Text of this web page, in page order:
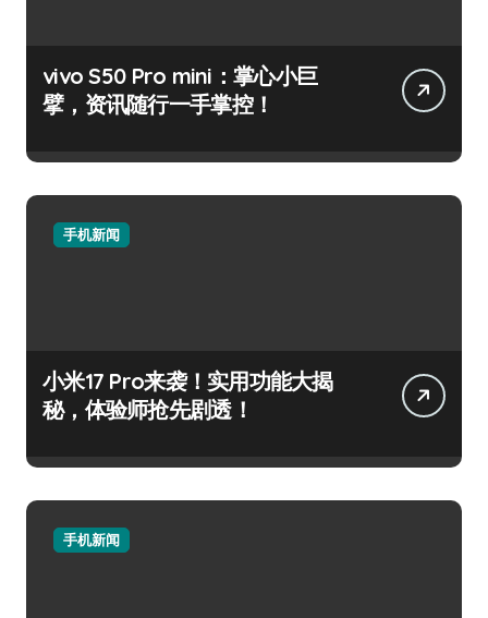
vivo S50 Pro mini：掌心小巨
擘，资讯随行一手掌控！
手机新闻
小米17 Pro来袭！实用功能大揭
秘，体验师抢先剧透！
手机新闻